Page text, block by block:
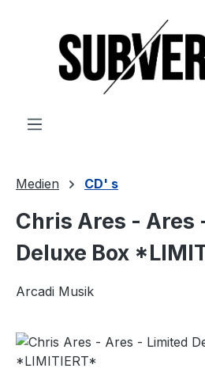
Medien CD' s
Chris Ares - Ares
Deluxe Box
Arcadi Musik
Bildergalerie überspringen